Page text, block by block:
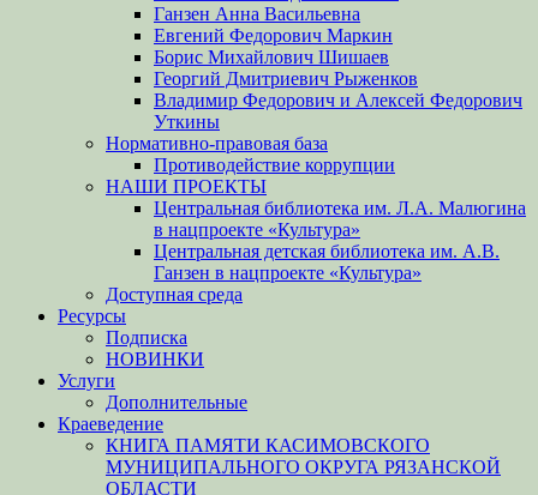
Ганзен Анна Васильевна
Евгений Федорович Маркин
Борис Михайлович Шишаев
Георгий Дмитриевич Рыженков
Владимир Федорович и Алексей Федорович
Уткины
Нормативно-правовая база
Противодействие коррупции
НАШИ ПРОЕКТЫ
Центральная библиотека им. Л.А. Малюгина
в нацпроекте «Культура»
Центральная детская библиотека им. А.В.
Ганзен в нацпроекте «Культура»
Доступная среда
Ресурсы
Подписка
НОВИНКИ
Услуги
Дополнительные
Краеведение
КНИГА ПАМЯТИ КАСИМОВСКОГО
МУНИЦИПАЛЬНОГО ОКРУГА РЯЗАНСКОЙ
ОБЛАСТИ